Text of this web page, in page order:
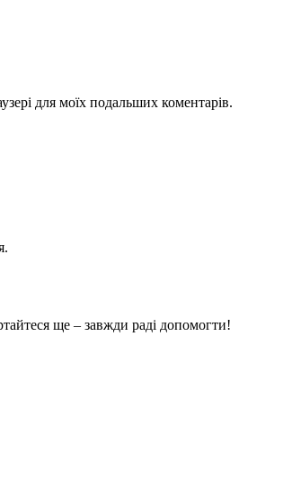
для моїх подальших коментарів.
ще – завжди раді допомогти!